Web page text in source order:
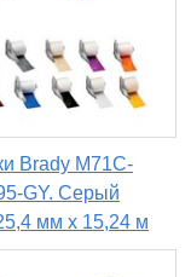
Brady M71C-
GY. Серый
мм x 15,24 м